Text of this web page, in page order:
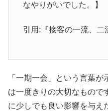
なやりがいでした。】
引用:『接客の一流、二
「一期一会」という言葉
は一度きりの大切なもので
に少しでも良い影響を与え